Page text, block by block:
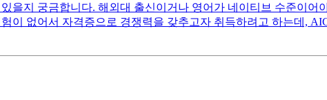
지 궁금합니다. 해외대 출신이거나 영어가 네이티브 수준이어
없어서 자격증으로 경쟁력을 갖추고자 취득하려고 하는데,